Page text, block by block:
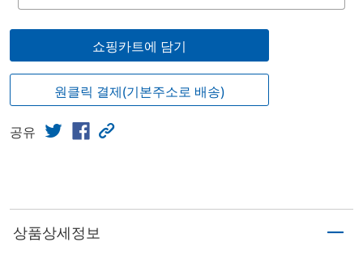
쇼핑카트에 담기
원클릭 결제(기본주소로 배송)
공유
상품상세정보